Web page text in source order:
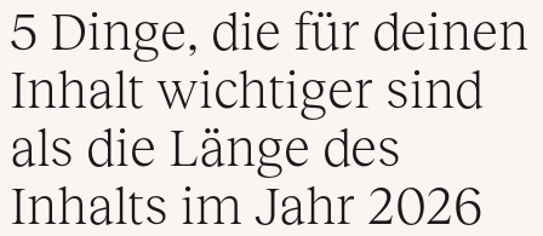
Kontakt
5 Dinge, die für deinen
Inhalt wichtiger sind
als die Länge des
Inhalts im Jahr 2026